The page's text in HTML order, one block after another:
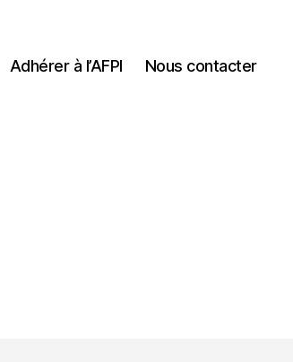
Adhérer à l’AFPI Nous contacter